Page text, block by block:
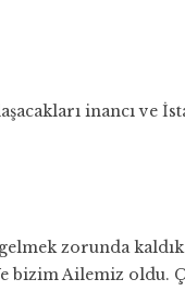
inancı ve
zorunda
bizim Ailemiz oldu.